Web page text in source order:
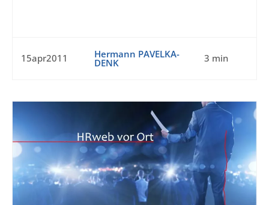
15apr2011 Hermann PAVELKA-
DENK 3 min